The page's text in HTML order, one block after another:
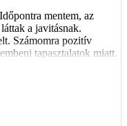
mentem, az
a javitásnak.
Számomra pozitív
tapasztalatok miatt.